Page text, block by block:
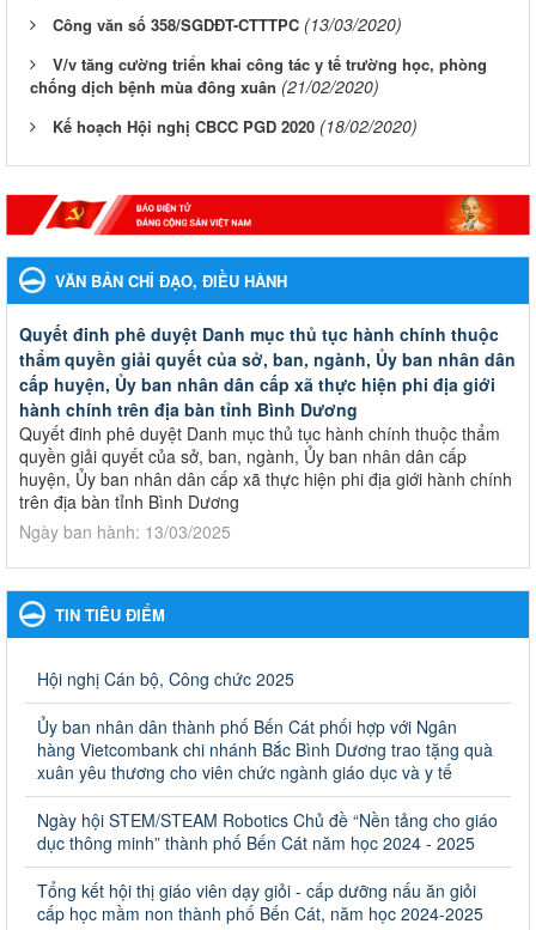
Công văn số 358/SGDĐT-CTTTPC (13/03/2020)
V/v tăng cường triển khai công tác y tế trường học, phòng
chống dịch bệnh mùa đông xuân (21/02/2020)
Kế hoạch Hội nghị CBCC PGD 2020 (18/02/2020)
VĂN BẢN CHỈ ĐẠO, ĐIỀU HÀNH
Quyết đinh phê duyệt Danh mục thủ tục hành chính thuộc
thẩm quyền giải quyết của sở, ban, ngành, Ủy ban nhân dân
cấp huyện, Ủy ban nhân dân cấp xã thực hiện phi địa giới
hành chính trên địa bàn tỉnh Bình Dương
Quyết đinh phê duyệt Danh mục thủ tục hành chính thuộc thẩm
quyền giải quyết của sở, ban, ngành, Ủy ban nhân dân cấp
huyện, Ủy ban nhân dân cấp xã thực hiện phi địa giới hành chính
trên địa bàn tỉnh Bình Dương
Ngày ban hành: 13/03/2025
Kế hoạch Phổ biến, giáo dục pháp luật năm 2025 của ngành
Giáo dục và Đào tạo thành phố Bến Cát
Kế hoạch Phổ biến, giáo dục pháp luật năm 2025 của ngành
Ngày ban hành: 28/02/2025
Quyết định công bố thủ tục hành chính bị bãi bỏ trong lĩnh
vực giáo dục đào tạo thuộc hệ giáo dục quốc dân và cơ sở
giáo dục khác thuộc thẩm quyền giải quyết của Sở Giáo dục
và Đào tạo, Ủy ban nhân dân cấp huyện
Quyết định công bố thủ tục hành chính bị bãi bỏ trong lĩnh vực
giáo dục đào tạo thuộc hệ giáo dục quốc dân và cơ sở giáo dục
khác thuộc thẩm quyền giải quyết của Sở Giáo dục và Đào tạo,
Ủy ban nhân dân cấp huyện
Ngày ban hành: 30/09/2024
TIN TIÊU ĐIỂM
Hội nghị Cán bộ, Công chức 2025
Ủy ban nhân dân thành phố Bến Cát phối hợp với Ngân
hàng Vietcombank chi nhánh Bắc Bình Dương trao tặng quà
xuân yêu thương cho viên chức ngành giáo dục và y tế
Ngày hội STEM/STEAM Robotics Chủ đề “Nền tảng cho giáo
dục thông minh” thành phố Bến Cát năm học 2024 - 2025
Tổng kết hội thị giáo viên dạy giỏi - cấp dưỡng nấu ăn giỏi
cấp học mầm non thành phố Bến Cát, năm học 2024-2025